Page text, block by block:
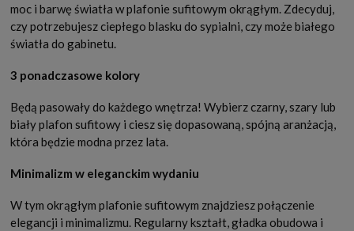
moc i barwę światła w plafonie sufitowym okrągłym. Zdecyduj,
czy potrzebujesz ciepłego blasku do sypialni, czy może białego
światła do gabinetu.
3 ponadczasowe kolory
Będą pasowały do każdego wnętrza! Wybierz czarny, szary lub
biały plafon sufitowy i ciesz się dopasowaną, spójną aranżacją,
która będzie modna przez lata.
Minimalizm w eleganckim wydaniu
W tym okrągłym plafonie sufitowym znajdziesz połączenie
elegancji i minimalizmu. Regularny kształt, gładka obudowa i